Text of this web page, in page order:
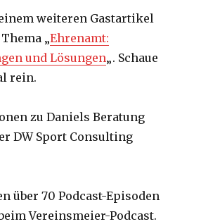
weiteren Gastartikel
„Ehrenamt:
und Lösungen„. Schaue
rein.
zu Daniels Beratung
DW Sport Consulting
über 70 Podcast-Episoden
Vereinsmeier-Podcast.